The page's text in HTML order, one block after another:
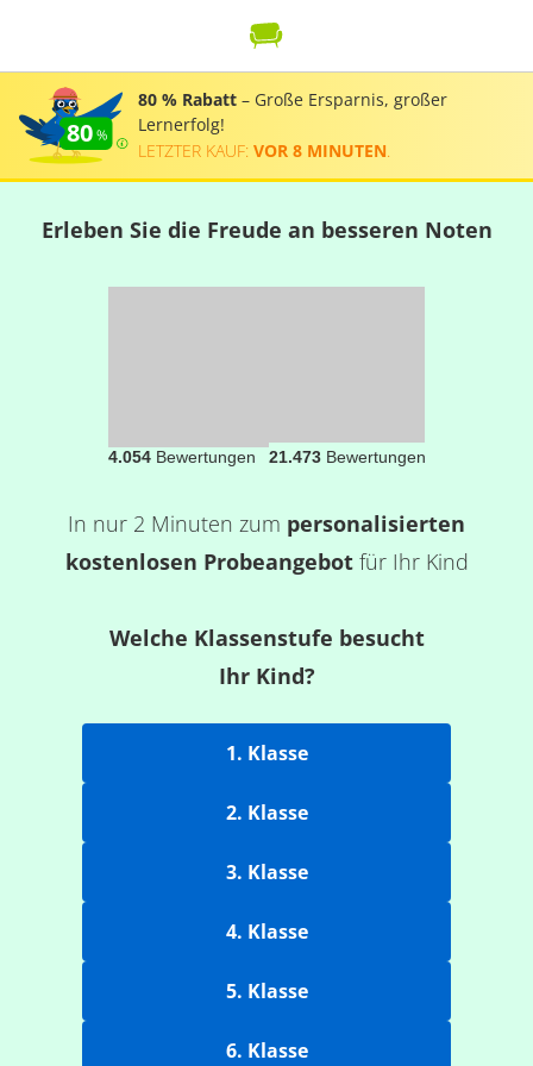
80
80 % Rabatt – Große Ersparnis, großer
Lernerfolg!
LETZTER KAUF: VOR 8 MINUTEN
Erleben Sie die Freude an besseren Noten
4.054Bewertungen 21.473Bewertungen
In nur 2 Minuten zum personalisierten
kostenlosen Probeangebotfür Ihr Kind
Welche Klassenstufe besucht
Ihr Kind?
1. Klasse
2. Klasse
3. Klasse
4. Klasse
5. Klasse
6. Klasse